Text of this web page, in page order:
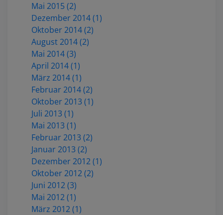
Mai 2015 (2)
Dezember 2014 (1)
Oktober 2014 (2)
August 2014 (2)
Mai 2014 (3)
April 2014 (1)
März 2014 (1)
Februar 2014 (2)
Oktober 2013 (1)
Juli 2013 (1)
Mai 2013 (1)
Februar 2013 (2)
Januar 2013 (2)
Dezember 2012 (1)
Oktober 2012 (2)
Juni 2012 (3)
Mai 2012 (1)
März 2012 (1)